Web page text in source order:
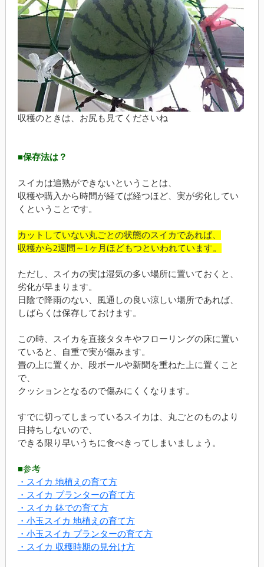
収穫のときは、お尻も見てくださいね
■保存法は？
スイカは追熟ができないということは、
収穫や購入から時間が経てば経つほど、実が劣化してい
くということです。
カットしていない丸ごとの状態のスイカであれば、
収穫から2週間～1ヶ月ほどもつといわれています。
ただし、スイカの実は湿気の多い場所に置いておくと、
劣化が早まります。
日陰で降雨のない、風通しの良い涼しい場所であれば、
しばらくは保存しておけます。
この時、スイカを直接タタキやフローリングの床に置い
ていると、自重で実が傷みます。
畳の上に置くか、段ボールや新聞を重ねた上に置くこと
で、
クッションとなるので傷みにくくなります。
すでに切ってしまっているスイカは、丸ごとのものより
日持ちしないので、
できる限り早いうちに食べきってしまいましょう。
■参考
・スイカ 地植えの育て方
・スイカ プランターの育て方
・スイカ 鉢での育て方
・小玉スイカ 地植えの育て方
・小玉スイカ プランターの育て方
・スイカ 収穫時期の見分け方